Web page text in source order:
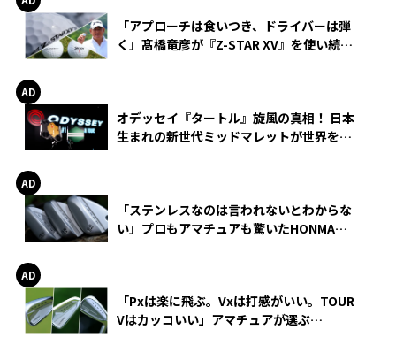
「アプローチは食いつき、ドライバーは弾
く」髙橋竜彦が『Z-STAR XV』を使い続け
オデッセイ『タートル』旋風の真相！ 日本
生まれの新世代ミッドマレットが世界を席
「ステンレスなのは言われないとわからな
い」プロもアマチュアも驚いたHONMA
「Pxは楽に飛ぶ。Vxは打感がいい。TOUR
Vはカッコいい」アマチュアが選ぶ